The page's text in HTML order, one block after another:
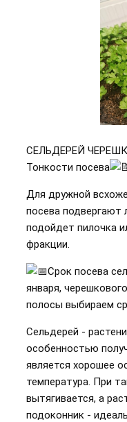
СЕЛЬДЕРЕЙ
Тонкости посева
Для дружной
посева подвергают
подойдет пилочка
фракции.
Срок посева
января,
полосы выбираем
Сельдерей -
особенностью
является хорошее
температура. При
вытягивается, а
подоконник -